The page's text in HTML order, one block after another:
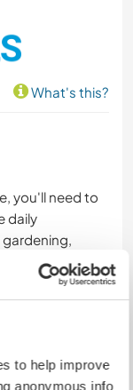
to help improve
anonymous info
What's this?
you'll need to
daily
gardening,
rock climbing,
cuisine, a
! Ici il faut
à gérer